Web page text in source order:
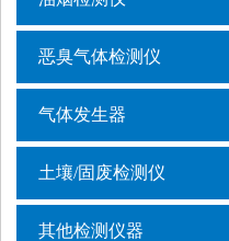
恶臭气体检测仪
气体发生器
土壤/固废检测仪
其他检测仪器